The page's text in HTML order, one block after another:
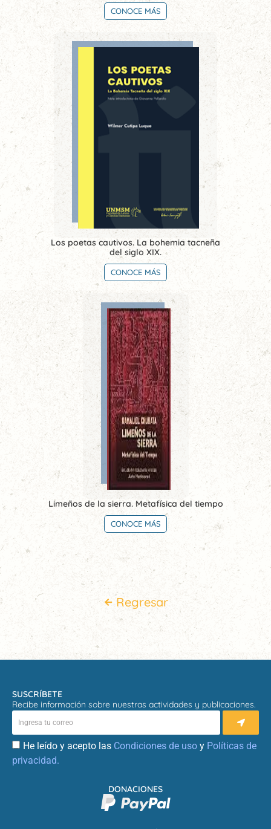
CONOCE MÁS
Los poetas cautivos. La bohemia tacneña
del siglo XIX.
CONOCE MÁS
Limeños de la sierra. Metafísica del tiempo
CONOCE MÁS
Regresar
SUSCRÍBETE
Recibe información sobre nuestras actividades y publicaciones.
He leído y acepto las Condiciones de uso y Políticas de
privacidad.
DONACIONES